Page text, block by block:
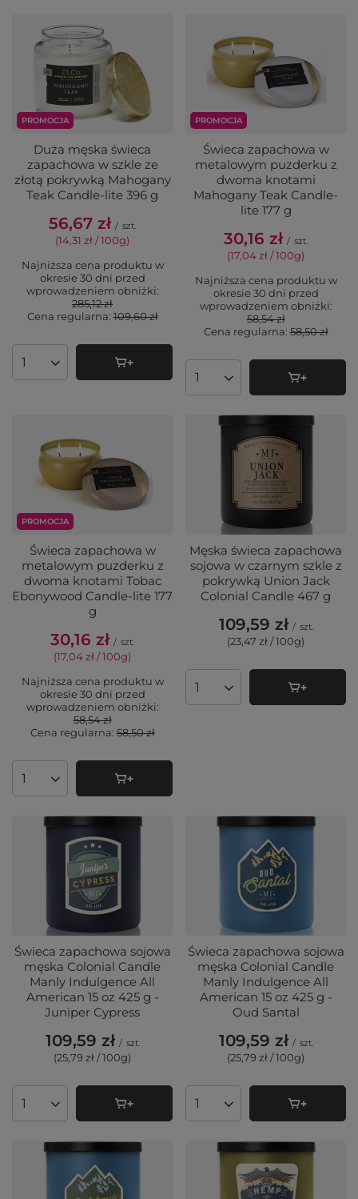
PROMOCJA
Duża męska świeca
zapachowa w szkle ze
złotą pokrywką Mahogany
Teak Candle-lite 396 g
56,67 zł / szt.
(14,31 zł / 100g)
Najniższa cena produktu w
okresie 30 dni przed
wprowadzeniem obniżki:
285,12 zł
Cena regularna:109,60 zł
Ilość produktów
PROMOCJA
Świeca zapachowa w
metalowym puzderku z
dwoma knotami
Mahogany Teak Candle-
lite 177 g
30,16 zł / szt.
(17,04 zł / 100g)
Najniższa cena produktu w
okresie 30 dni przed
wprowadzeniem obniżki:
58,54 zł
Cena regularna:58,50 zł
Ilość produktów
PROMOCJA
Świeca zapachowa w
metalowym puzderku z
dwoma knotami Tobac
Ebonywood Candle-lite 177
g
30,16 zł / szt.
(17,04 zł / 100g)
Najniższa cena produktu w
okresie 30 dni przed
wprowadzeniem obniżki:
58,54 zł
Cena regularna:58,50 zł
Ilość produktów
Męska świeca zapachowa
sojowa w czarnym szkle z
pokrywką Union Jack
Colonial Candle 467 g
109,59 zł / szt.
(23,47 zł / 100g)
Ilość produktów
Świeca zapachowa sojowa
męska Colonial Candle
Manly Indulgence All
American 15 oz 425 g -
Juniper Cypress
109,59 zł / szt.
(25,79 zł / 100g)
Ilość produktów
Świeca zapachowa sojowa
męska Colonial Candle
Manly Indulgence All
American 15 oz 425 g -
Oud Santal
109,59 zł / szt.
(25,79 zł / 100g)
Ilość produktów